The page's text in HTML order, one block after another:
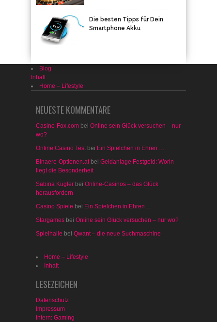
Die besten Tipps für Dein
Smartphone Akku
Blog
Inhalt
Home – Lifestyle
NEUESTE KOMMENTARE
Casino-Fox.com bei Online sein Glück versuchen – nur
wo?
Online Casino Test bei Ein Spielchen in Ehren …
Binaere-Optionen.at bei Geldanlage Festgeld: Worin
liegt die Besonderheit
Sabina Kugler bei Online-Casinos – das Glück
herausfordern
Casino Spiele bei Ein Spielchen in Ehren …
Stargames bei Online sein Glück versuchen – nur wo?
Spielhalle bei Qwant – die neue Suchmaschine
Home – Lifestyle
Inhalt
LESEZEICHEN
Datenschutz
Impressum
intern: Gaming